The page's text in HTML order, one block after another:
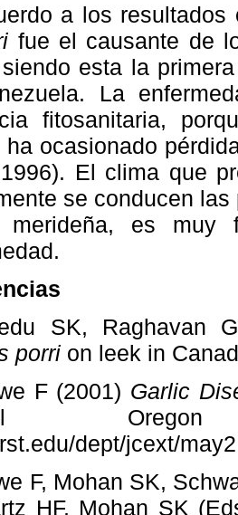
a los
fue el causante de
esta la
La
fitosanitaria,
ha ocasionado
El clima que
se conducen
merideña, es muy
SK, Raghavan
porri on leek in
F (2001) Garlic
dept/jcext/
F, Mohan SK,
HF, Mohan SK